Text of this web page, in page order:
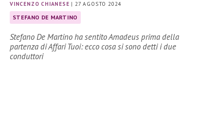
VINCENZO CHIANESE |27 AGOSTO 2024
STEFANO DE MARTINO
Stefano De Martino ha sentito Amadeus prima della
partenza di Affari Tuoi: ecco cosa si sono detti i due
conduttori